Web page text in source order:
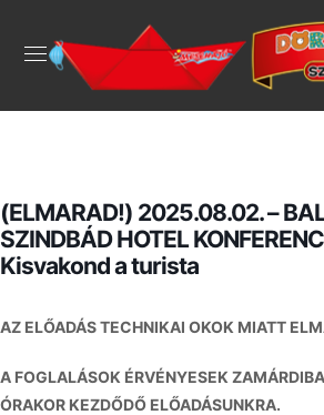
(ELMARAD!) 2025.08.02. –
SZINDBÁD HOTEL
Kisvakond a turista
AZ ELŐADÁS TECHNIKAI OKOK MIATT
A FOGLALÁSOK ÉRVÉNYESEK
ÓRAKOR KEZDŐDŐ ELŐADÁSUNKRA.